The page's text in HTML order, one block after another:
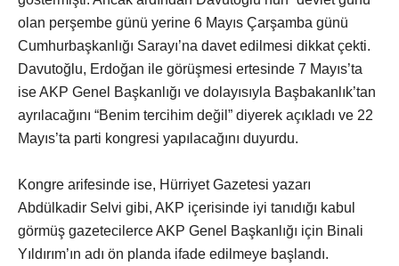
olan perşembe günü yerine 6 Mayıs Çarşamba günü
Cumhurbaşkanlığı Sarayı’na davet edilmesi dikkat çekti.
Davutoğlu, Erdoğan ile görüşmesi ertesinde 7 Mayıs’ta
ise AKP Genel Başkanlığı ve dolayısıyla Başbakanlık’tan
ayrılacağını “Benim tercihim değil” diyerek açıkladı ve 22
Mayıs’ta parti kongresi yapılacağını duyurdu.
Kongre arifesinde ise, Hürriyet Gazetesi yazarı
Abdülkadir Selvi gibi, AKP içerisinde iyi tanıdığı kabul
görmüş gazetecilerce AKP Genel Başkanlığı için Binali
Yıldırım’ın adı ön planda ifade edilmeye başlandı.